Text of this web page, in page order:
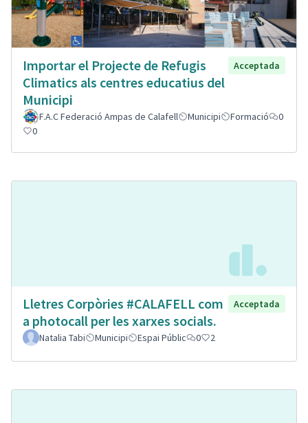
Importar el Projecte de Refugis
Climatics als centres educatius del
Municipi
Acceptada
F.A.C Federació Ampas de Calafell Municipi Formació
0
0
Lletres Corpòries #CALAFELL com
a photocall per les xarxes socials.
Acceptada
Natalia Tabi Municipi Espai Públic 0 2